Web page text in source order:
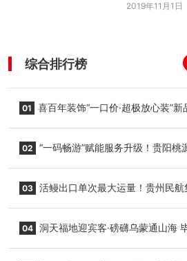
2019年11月1日
综合排行榜
01 喜百年装饰“一口价·超极放心装”
02 “一码畅游”赋能服务升级！贵阳桃
03 活鳗出口单次最大运量！贵州民
04 洞天福地迎宾客·磅礴乌蒙通山海